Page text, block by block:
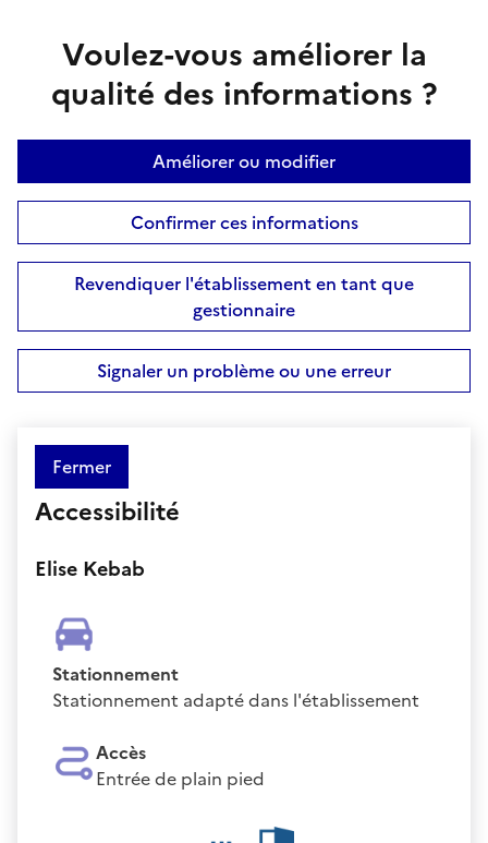
Voulez-vous améliorer la
qualité des informations ?
Améliorer ou modifier
Confirmer ces informations
Revendiquer l'établissement en tant que
gestionnaire
Signaler un problème ou une erreur
Fermer
Accessibilité
Elise Kebab
Stationnement
Stationnement adapté dans l'établissement
Accès
Entrée de plain pied